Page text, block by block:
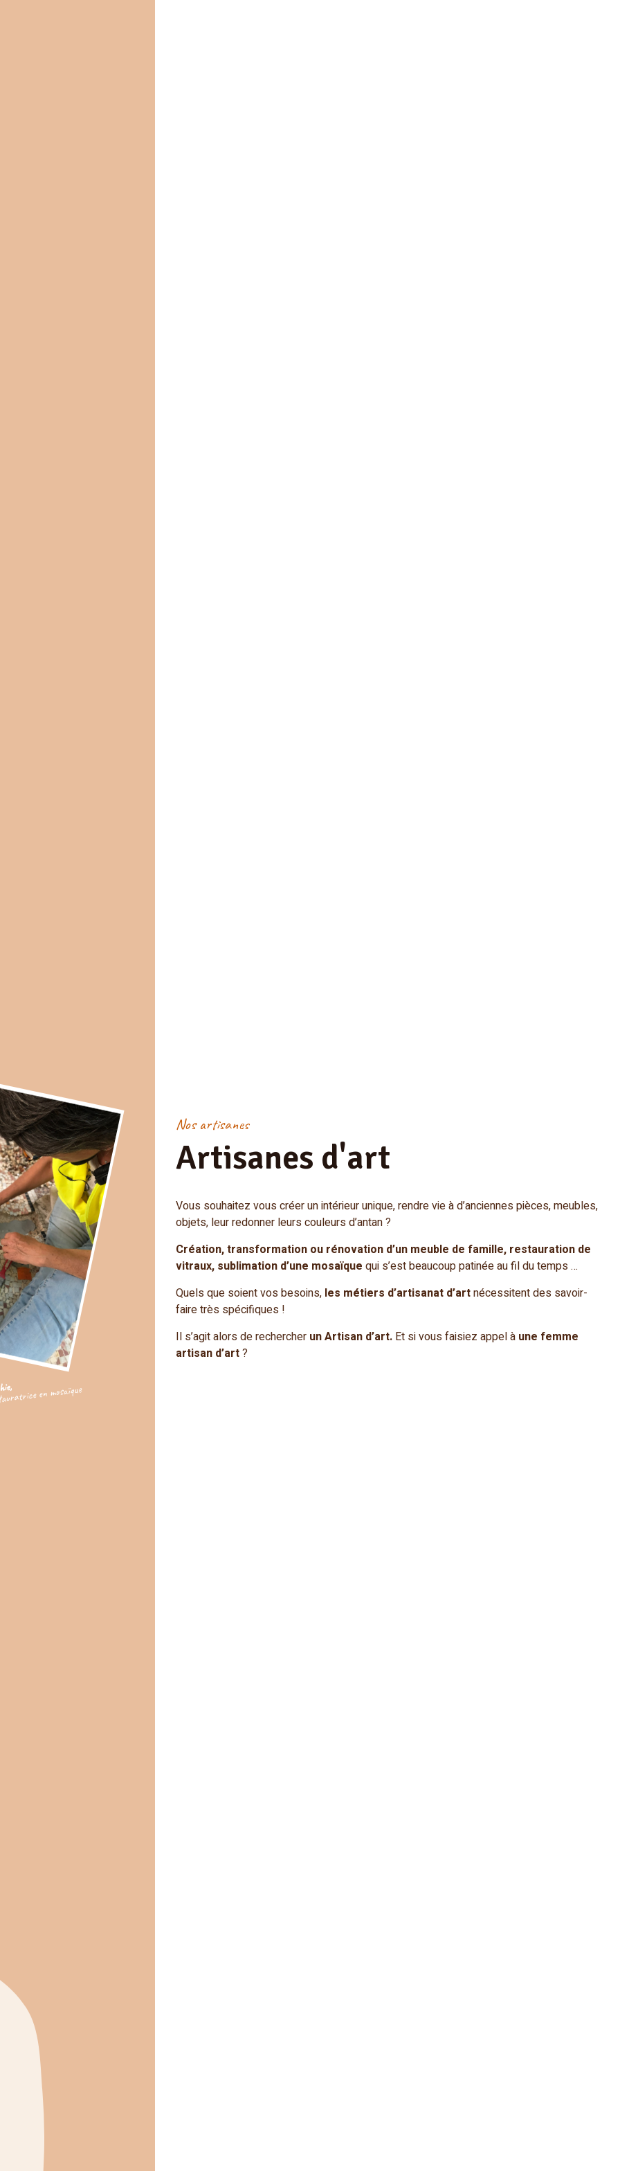
en mosaïque
Artisanes d'art
Nos artisanes
Vous souhaitez vous créer un intérieur unique, rendre vie à d’anciennes pièces, meubles,
objets, leur redonner leurs couleurs d’antan ?
Création, transformation ou rénovation d’un meuble de famille, restauration de
vitraux, sublimation d’une mosaïque qui s’est beaucoup patinée au fil du temps …
Quels que soient vos besoins, les métiers d’artisanat d’artnécessitent des savoir-
faire très spécifiques !
Il s’agit alors de rechercher un Artisan d’art. Et si vous faisiez appel à une femme
artisan d’art?